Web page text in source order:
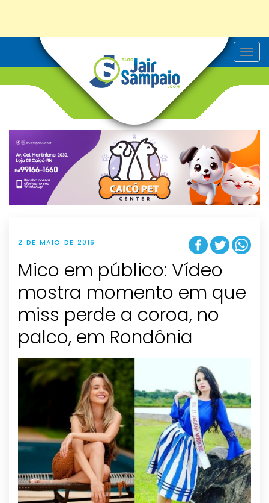
T
o
v
g
t
i
o
n
2 DE MAIO DE 2016
Mico em público: Vídeo
mostra momento em que
miss perde a coroa, no
palco, em Rondônia